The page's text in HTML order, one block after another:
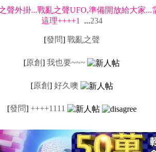
聲外掛...戰亂之聲UFO,準備開放給大家...
這理++++1
...234
[發問] 戰亂之聲
[原創] 我也要~~~
[原創] 好久噢
[發問] ++++1111